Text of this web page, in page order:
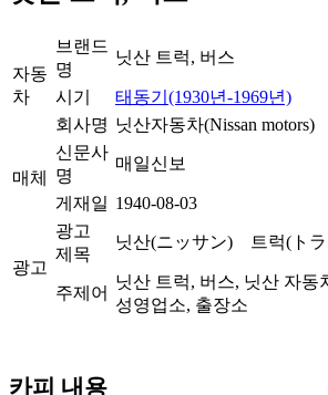
자동
차
브랜드
명
닛산 트럭, 버스
시기
태동기(1930년-1969년)
회사명 닛산자동차(Nissan motors)
매체
신문사
명
매일신보
게재일 1940-08-03
광고
광고
제목
닛산(ニッサン) 트럭(ト
주제어
닛산 트럭, 버스, 닛산 자동
성영업소, 출장소
카피 내용